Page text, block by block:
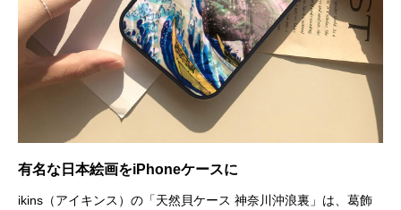
有名な日本絵画をiPhoneケースに
ikins（アイキンス）の「天然貝ケース 神奈川沖浪裏」は、葛飾